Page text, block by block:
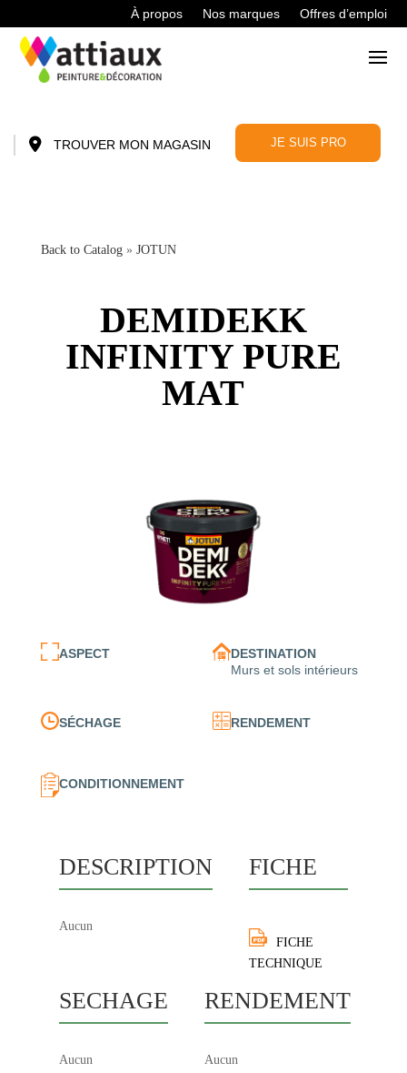
À propos Nos marques Offres d’emploi
TROUVER MON MAGASIN JE SUIS PRO
Back to Catalog JOTUN
DEMIDEKK
INFINITY PURE
MAT
ASPECT
DESTINATION
Murs et sols intérieurs
SÉCHAGE RENDEMENT
CONDITIONNEMENT
DESCRIPTION
Aucun
FICHE
FICHE
TECHNIQUE
SECHAGE
Aucun
RENDEMENT
Aucun